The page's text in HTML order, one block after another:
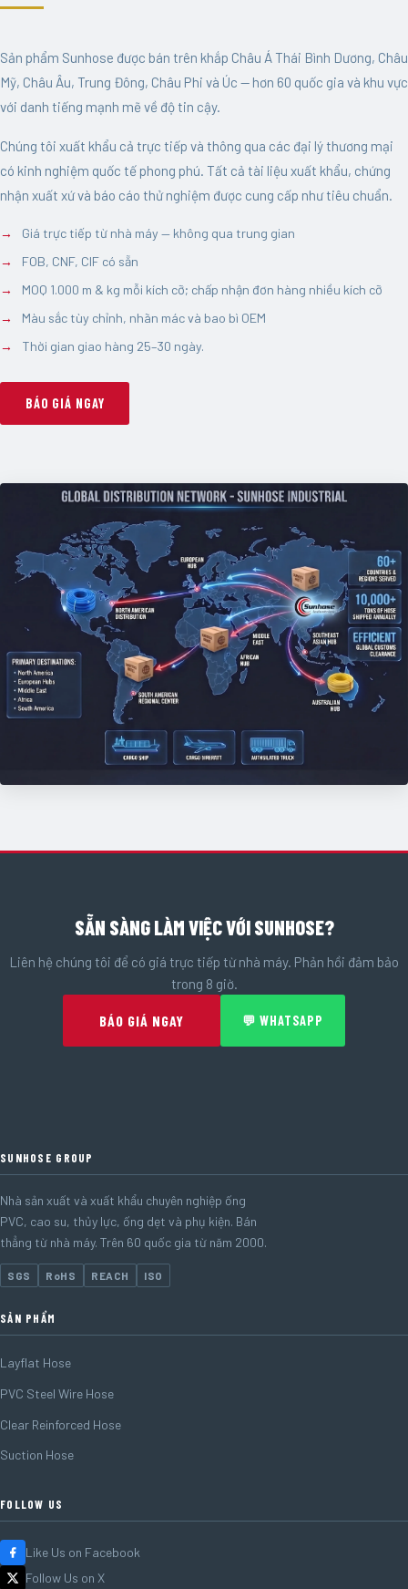
Sản phẩm Sunhose được bán trên khắp Châu Á Thái Bình Dương, Châu
Mỹ, Châu Âu, Trung Đông, Châu Phi và Úc — hơn 60 quốc gia và khu vực
với danh tiếng mạnh mẽ về độ tin cậy.
Chúng tôi xuất khẩu cả trực tiếp và thông qua các đại lý thương mại
có kinh nghiệm quốc tế phong phú. Tất cả tài liệu xuất khẩu, chứng
nhận xuất xứ và báo cáo thử nghiệm được cung cấp như tiêu chuẩn.
Giá trực tiếp từ nhà máy — không qua trung gian
FOB, CNF, CIF có sẵn
MOQ 1.000 m & kg mỗi kích cỡ; chấp nhận đơn hàng nhiều kích cỡ
Màu sắc tùy chỉnh, nhãn mác và bao bì OEM
Thời gian giao hàng 25–30 ngày.
BÁO GIÁ NGAY
SẴN SÀNG LÀM VIỆC VỚI SUNHOSE?
Liên hệ chúng tôi để có giá trực tiếp từ nhà máy. Phản hồi đảm bảo
trong 8 giờ.
BÁO GIÁ NGAY 💬 WHATSAPP
SUNHOSE GROUP
Nhà sản xuất và xuất khẩu chuyên nghiệp ống
PVC, cao su, thủy lực, ống dẹt và phụ kiện. Bán
thẳng từ nhà máy. Trên 60 quốc gia từ năm 2000.
SGS RoHS REACH ISO
SẢN PHẨM
Layflat Hose
PVC Steel Wire Hose
Clear Reinforced Hose
Suction Hose
FOLLOW US
Like Us on Facebook
Follow Us on X